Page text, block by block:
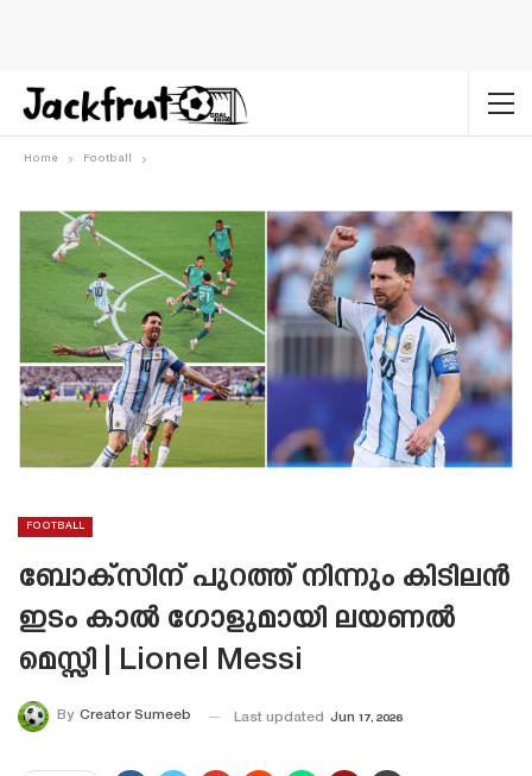
Home Football
FOOTBALL
ബോക്സിന് പുറത്ത് നിന്നും കിടിലൻ
ഇടം കാൽ ഗോളുമായി ലയണൽ
മെസ്സി | Lionel Messi
By Creator Sumeeb Last updated Jun 17, 2026